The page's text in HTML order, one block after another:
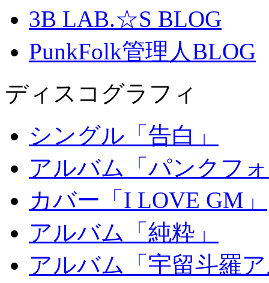
3B LAB.☆S BLOG
PunkFolk管理人BLOG
ディスコグラフィ
シングル「告白」
アルバム「パンクフ
カバー「I LOVE GM」
アルバム「純粋」
アルバム「宇留斗羅